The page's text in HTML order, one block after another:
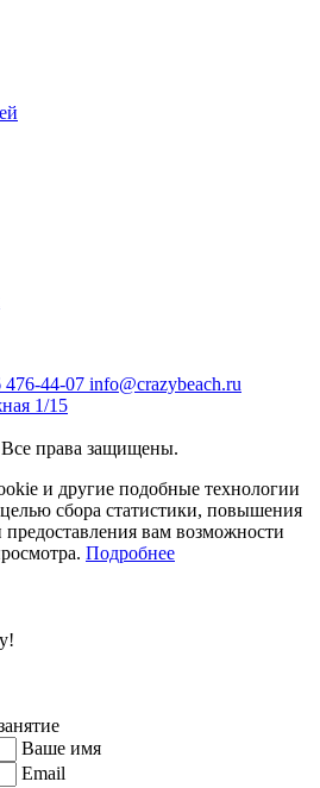
476-44-07 info@crazybeach.ru
1/15
права защищены.
и другие подобные технологии
сбора статистики, повышения
предоставления вам возможности
Подробнее
Ваше имя
Email